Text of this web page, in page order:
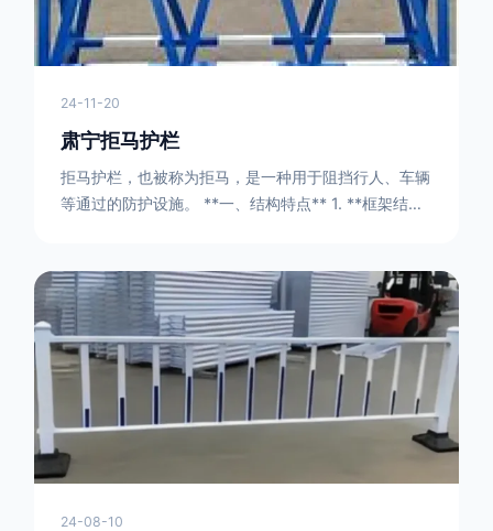
24-11-20
肃宁拒马护栏
拒马护栏，也被称为拒马，是一种用于阻挡行人、车辆
等通过的防护设施。 **一、结构特点** 1. **框架结构
方形的框架组合。这些框架相互连接，形成一个稳定的
结构，能够承受一定的冲击力。例如，在一些临时交通
管制的现场，三角形框架的拒马护栏可以很方便地拼接
在一起，像一个个小的三角锥形状的结构单
24-08-10